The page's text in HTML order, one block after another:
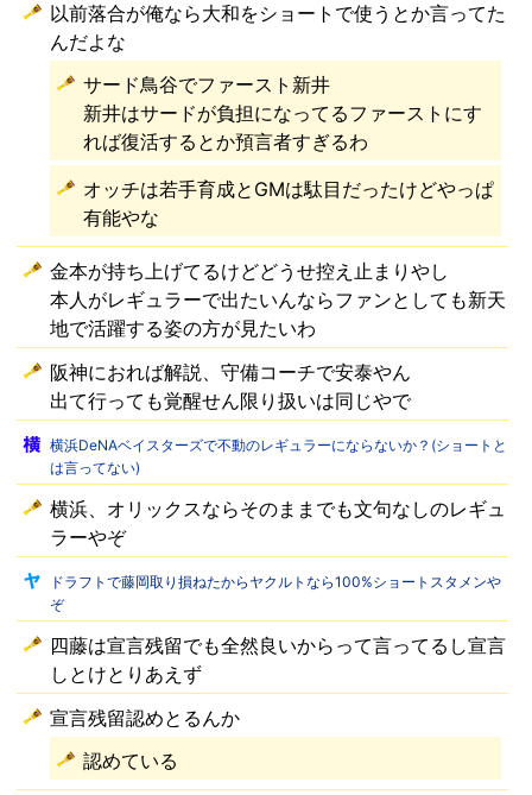
以前落合が俺なら大和をショートで使うとか言ってた
んだよな
サード鳥谷でファースト新井
新井はサードが負担になってるファーストにす
れば復活するとか預言者すぎるわ
オッチは若手育成とGMは駄目だったけどやっぱ
有能やな
金本が持ち上げてるけどどうせ控え止まりやし
本人がレギュラーで出たいんならファンとしても新天
地で活躍する姿の方が見たいわ
阪神におれば解説、守備コーチで安泰やん
出て行っても覚醒せん限り扱いは同じやで
横浜DeNAベイスターズで不動のレギュラーにならないか？(ショートと
は言ってない)
横浜、オリックスならそのままでも文句なしのレギュ
ラーやぞ
ドラフトで藤岡取り損ねたからヤクルトなら100%ショートスタメンや
ぞ
四藤は宣言残留でも全然良いからって言ってるし宣言
しとけとりあえず
宣言残留認めとるんか
認めている